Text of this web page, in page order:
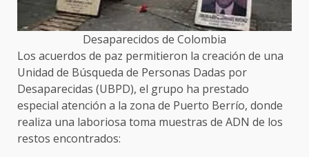
Desaparecidos de Colombia
Los acuerdos de paz permitieron la creación de una
Unidad de Búsqueda de Personas Dadas por
Desaparecidas (UBPD), el grupo ha prestado
especial atención a la zona de Puerto Berrío, donde
realiza una laboriosa toma muestras de ADN de los
restos encontrados: